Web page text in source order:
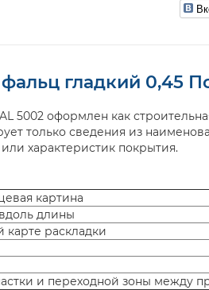
гладкий 0,45
5002 оформлен как
только сведения из
характеристик покрытия.
картина
длины
карте раскладки
и переходной зоны между